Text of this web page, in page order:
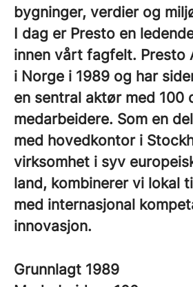
bygninger, verdier og
I dag er Presto en
innen vårt fagfelt. Presto
i Norge i 1989 og har
en sentral aktør med 100
medarbeidere. Som en
med hovedkontor i
virksomhet i syv
land, kombinerer vi lokal
med internasjonal
innovasjon.
Grunnlagt 1989